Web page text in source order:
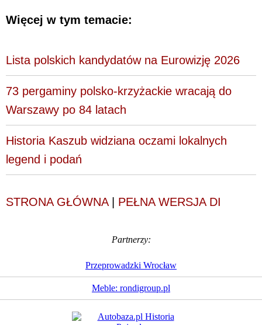
Więcej w tym temacie:
Lista polskich kandydatów na Eurowizję 2026
73 pergaminy polsko-krzyżackie wracają do
Warszawy po 84 latach
Historia Kaszub widziana oczami lokalnych
legend i podań
STRONA GŁÓWNA| PEŁNA WERSJA DI
Partnerzy:
Przeprowadzki Wrocław
Meble: rondigroup.pl